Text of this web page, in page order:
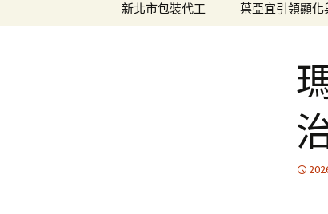
新北市包裝代工 葉亞宜引領顯